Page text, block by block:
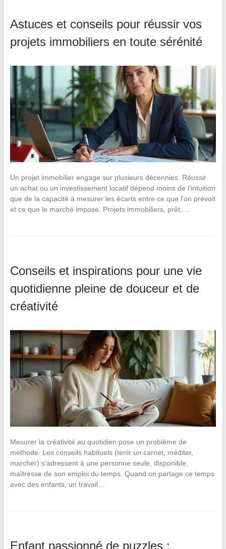
Astuces et conseils pour réussir vos
projets immobiliers en toute sérénité
Un projet immobilier engage sur plusieurs décennies. Réussir
un achat ou un investissement locatif dépend moins de l’intuition
que de la capacité à mesurer les écarts entre ce que l’on prévoit
et ce que le marché impose. Projets immobiliers, prêt,…
Conseils et inspirations pour une vie
quotidienne pleine de douceur et de
créativité
Mesurer la créativité au quotidien pose un problème de
méthode. Les conseils habituels (tenir un carnet, méditer,
marcher) s’adressent à une personne seule, disponible,
maîtresse de son emploi du temps. Quand on partage ce temps
avec des enfants, un travail…
Enfant passionné de puzzles :